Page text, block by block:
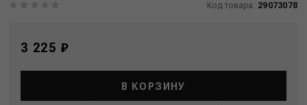
Код товара: 29073078
3 225 ₽
В КОРЗИНУ